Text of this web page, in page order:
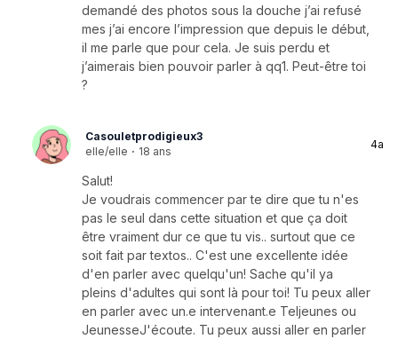
demandé des photos sous la douche j’ai refusé
mes j’ai encore l’impression que depuis le début,
il me parle que pour cela. Je suis perdu et
j’aimerais bien pouvoir parler à qq1. Peut-être toi
?
Casouletprodigieux3
elle/elle · 18 ans
4a
Salut!
Je voudrais commencer par te dire que tu n'es
pas le seul dans cette situation et que ça doit
être vraiment dur ce que tu vis.. surtout que ce
soit fait par textos.. C'est une excellente idée
d'en parler avec quelqu'un! Sache qu'il ya
pleins d'adultes qui sont là pour toi! Tu peux aller
en parler avec un.e intervenant.e Teljeunes ou
JeunesseJ'écoute. Tu peux aussi aller en parler